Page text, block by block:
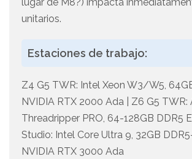
unitarios.
Estaciones de trabajo:
Z4 G5 TWR: Intel Xeon W3/W5,
NVIDIA RTX 2000 Ada | Z6 G5 TWR:
Threadripper PRO, 64-128GB DDR5
Studio: Intel Core Ultra 9, 32GB
NVIDIA RTX 3000 Ada